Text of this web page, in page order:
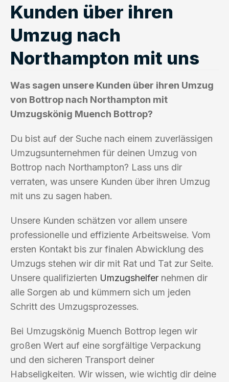
Kunden über ihren
Umzug nach
Northampton mit uns
Was sagen unsere Kunden über ihren Umzug
von Bottrop nach Northampton mit
Umzugskönig Muench Bottrop?
Du bist auf der Suche nach einem zuverlässigen
Umzugsunternehmen für deinen Umzug von
Bottrop nach Northampton? Lass uns dir
verraten, was unsere Kunden über ihren Umzug
mit uns zu sagen haben.
Unsere Kunden schätzen vor allem unsere
professionelle und effiziente Arbeitsweise. Vom
ersten Kontakt bis zur finalen Abwicklung des
Umzugs stehen wir dir mit Rat und Tat zur Seite.
Unsere qualifizierten Umzugshelfer nehmen dir
alle Sorgen ab und kümmern sich um jeden
Schritt des Umzugsprozesses.
Bei Umzugskönig Muench Bottrop legen wir
großen Wert auf eine sorgfältige Verpackung
und den sicheren Transport deiner
Habseligkeiten. Wir wissen, wie wichtig dir deine